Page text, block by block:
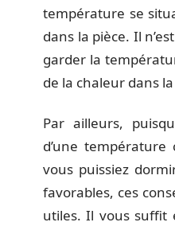
température se
dans la pièce. Il
garder la
de la chaleur dans
Par ailleurs,
d’une
vous puissiez
favorables, ces
utiles. Il vous suffit